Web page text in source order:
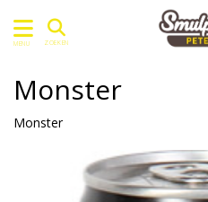
MENU ZOEKEN
Monster
Monster